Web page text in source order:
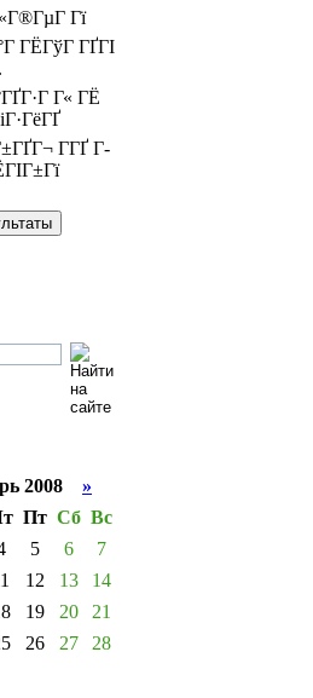
Гї
ГЁГўГ ГҐГІ
Г« ГЁ
Г­ГҐ Г­
2008 »
Пт Сб Вс
5 6
7
12 13
14
19 20
21
26 27
28